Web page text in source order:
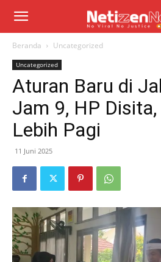
Beranda Uncategorized
Uncategorized
Aturan Baru di
Jam 9, HP Disita,
Lebih Pagi
11 Juni 2025